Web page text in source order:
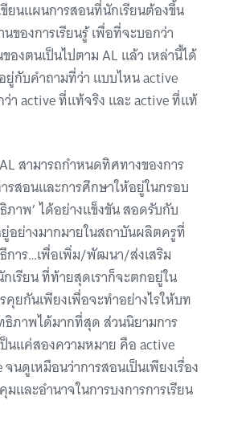
ยนแผนการสอนที่นักเรียนต้องขึ้น
ของการเรียนรู้ เพื่อที่จะบอกว่า
องตนเป็นไปตาม AL แล้ว เหล่านี้ได้
ยู่กับคำถามที่ว่า แบบไหน active
ว่า active ที่แท้จริง และ active ที่แท้
สามารถกำหนดทิศทางของการ
รสอนและการศึกษาให้อยู่ในกรอบ
ภาพ’ ได้อย่างแข็งขัน สอดรับกับ
อย่างมากมายในสถาบันผลิตครูที่
การ…เพื่อเพิ่ม/พัฒนา/ส่งเสริม
เรียน ที่ท้ายสุดเราก็จะตกอยู่ใน
คุยกันเพียงเพื่อจะทำอย่างไรให้บท
ธิภาพได้มากที่สุด ส่วนนิยามการ
นแค่สองความหมาย คือ active
จนดูเหมือนว่าการสอนเป็นเพียงเรื่อง
และอำนาจในการบงการการเรียน